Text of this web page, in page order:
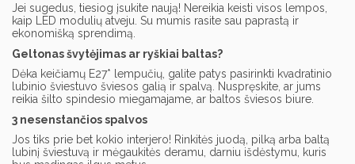
Jei sugedus, tiesiog įsukite naują! Nereikia keisti visos lempos,
kaip LED modulių atveju. Su mumis rasite sau paprastą ir
ekonomišką sprendimą.
Geltonas švytėjimas ar ryškiai baltas?
Dėka keičiamų E27* lempučių, galite patys pasirinkti kvadratinio
lubinio šviestuvo šviesos galią ir spalvą. Nuspręskite, ar jums
reikia šilto spindesio miegamajame, ar baltos šviesos biure.
3 nesenstančios spalvos
Jos tiks prie bet kokio interjero! Rinkitės juodą, pilką arba baltą
lubinį šviestuvą ir mėgaukitės deramu, darniu išdėstymu, kuris